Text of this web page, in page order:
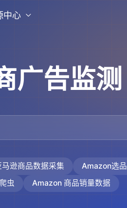
中心
广告监测
马逊商品数据采集 Amazon选品
虫 Amazon 商品销量数据